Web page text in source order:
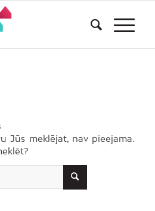
Jūs meklējat, nav pieejama.